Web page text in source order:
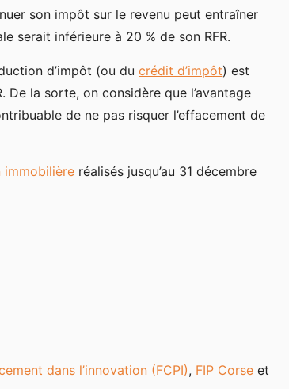
son impôt sur le revenu peut entraîner
serait inférieure à 20 % de son RFR.
d’impôt (ou ducrédit d’impôt) est
De la sorte, on considère que l’avantage
de ne pas risquer l’effacement de
immobilière réalisés jusqu’au 31 décembre
dans l’innovation (FCPI), FIP Corse et